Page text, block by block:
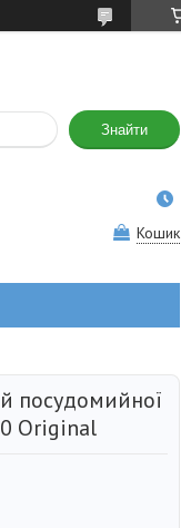
Знайти
Кошик
посудомийної
Original